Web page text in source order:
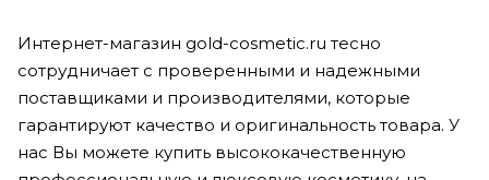
Интернет-магазин gold-cosmetic.ru тесно
сотрудничает с проверенными и надежными
поставщиками и производителями, которые
гарантируют качество и оригинальность товара. У
нас Вы можете купить высококачественную